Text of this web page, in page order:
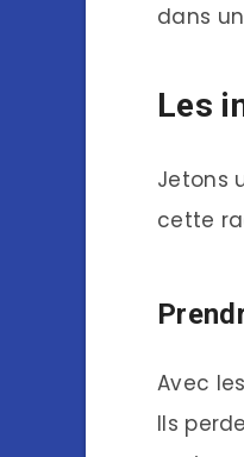
dans
Les
Jetons
cette
Avec
Ils